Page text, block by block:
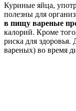
Куриные яйца,
полезны для
в пищу вареные
калорий. Кроме
риска для
вареных) во время